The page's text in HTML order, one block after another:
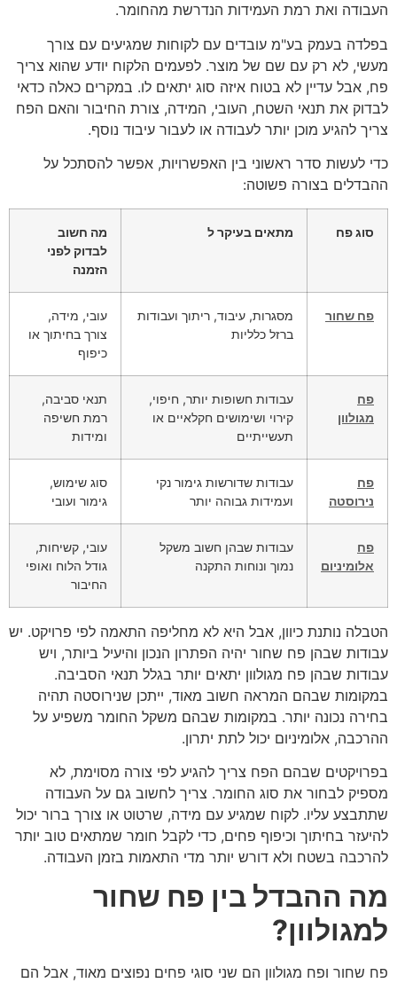
העבודה ואת רמת העמידות הנדרשת מהחומר.
בפלדה בעמק בע"מ עובדים עם לקוחות שמגיעים עם צורך
מעשי, לא רק עם שם של מוצר. לפעמים הלקוח יודע שהוא צריך
פח, אבל עדיין לא בטוח איזה סוג יתאים לו. במקרים כאלה כדאי
לבדוק את תנאי השטח, העובי, המידה, צורת החיבור והאם הפח
צריך להגיע מוכן יותר לעבודה או לעבור עיבוד נוסף.
כדי לעשות סדר ראשוני בין האפשרויות, אפשר להסתכל על
ההבדלים בצורה פשוטה:
סוג פח מתאים בעיקר ל
מה חשוב
לבדוק לפני
הזמנה
פח שחור
מסגרות, עיבוד, ריתוך ועבודות
ברזל כלליות
עובי, מידה,
צורך בחיתוך או
כיפוף
פח
מגולוון
עבודות חשופות יותר, חיפוי,
קירוי ושימושים חקלאיים או
תעשייתיים
תנאי סביבה,
רמת חשיפה
ומידות
פח
נירוסטה
עבודות שדורשות גימור נקי
ועמידות גבוהה יותר
סוג שימוש,
גימור ועובי
פח
אלומיניום
עבודות שבהן חשוב משקל
נמוך ונוחות התקנה
עובי, קשיחות,
גודל הלוח ואופי
החיבור
הטבלה נותנת כיוון, אבל היא לא מחליפה התאמה לפי פרויקט. יש
עבודות שבהן פח שחור יהיה הפתרון הנכון והיעיל ביותר, ויש
עבודות שבהן פח מגולוון יתאים יותר בגלל תנאי הסביבה.
במקומות שבהם המראה חשוב מאוד, ייתכן שנירוסטה תהיה
בחירה נכונה יותר. במקומות שבהם משקל החומר משפיע על
ההרכבה, אלומיניום יכול לתת יתרון.
בפרויקטים שבהם הפח צריך להגיע לפי צורה מסוימת, לא
מספיק לבחור את סוג החומר. צריך לחשוב גם על העבודה
שתתבצע עליו. לקוח שמגיע עם מידה, שרטוט או צורך ברור יכול
להיעזר בחיתוך וכיפוף פחים, כדי לקבל חומר שמתאים טוב יותר
להרכבה בשטח ולא דורש יותר מדי התאמות בזמן העבודה.
מה ההבדל בין פח שחור
למגולוון?
פח שחור ופח מגולוון הם שני סוגי פחים נפוצים מאוד, אבל הם